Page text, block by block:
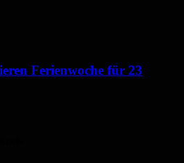
Ferienwoche für 23